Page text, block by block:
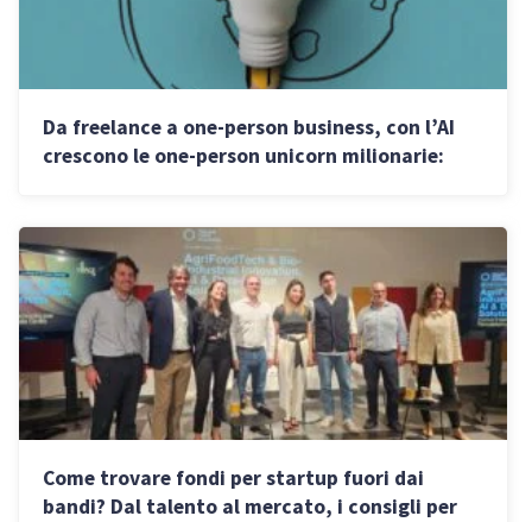
Da freelance a one-person business, con l’AI
crescono le one-person unicorn milionarie:
Come trovare fondi per startup fuori dai
bandi? Dal talento al mercato, i consigli per